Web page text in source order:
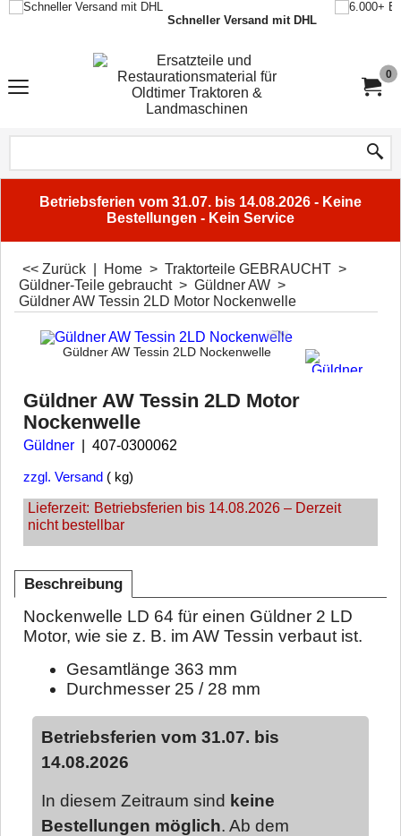
Schneller Versand mit DHL
0
Betriebsferien vom 31.07. bis 14.08.2026 - Keine
Bestellungen - Kein Service
<< Zurück Home > Traktorteile GEBRAUCHT >
Güldner-Teile gebraucht> Güldner AW >
Güldner AW Tessin 2LD Motor Nockenwelle
Güldner AW Tessin 2LD Nockenwelle
Güldner AW Tessin 2LD Motor
Nockenwelle
Güldner 407-0300062
zzgl. Versand kg
Lieferzeit: Betriebsferien bis 14.08.2026 – Derzeit
nicht bestellbar
Beschreibung
Nockenwelle LD 64 für einen Güldner 2 LD
Motor, wie sie z. B. im AW Tessin verbaut ist.
Gesamtlänge 363 mm
Durchmesser 25 / 28 mm
Betriebsferien vom 31.07. bis
14.08.2026
In diesem Zeitraum sind keine
Bestellungen möglich. Ab dem